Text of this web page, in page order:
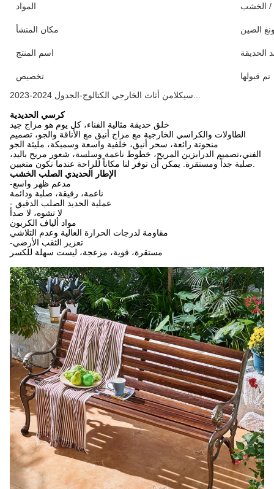
المواد / الخشب
مكان المنشأ الصين
اسم المنتج
تخصيص
تم قبولها
كرسي الحديدية
خلق حديقة مثالية الفناء، كل يوم هو مزاج جيد
الطاولات والكراسي الخارجية مع مزاج أنيق مع الأناقة والجو، تصميم
منحوتة رائعة، سحر أنيق، خلفية واسعة وسميكة، مليئة الجو
الفني،تصميم الدرابزين المريح، خطوط ناعمة وسلسة، شعور مريح باليد،
الإطار الحديدي الصلب الخشب
-مدعم ظهر واسع
ناعمة، رقيقة، صلبة ودائمة
- عملية الحديد الصلب الدقيق
لا تشوه، لا صدأ
مواد ألياف الكربون
مقاومة لدرجات الحرارة العالية وعدم التلاشي
-تعزيز الثقب الأرضي
مستقرة، قوية، مزعجة، ليست سهلة للكسر